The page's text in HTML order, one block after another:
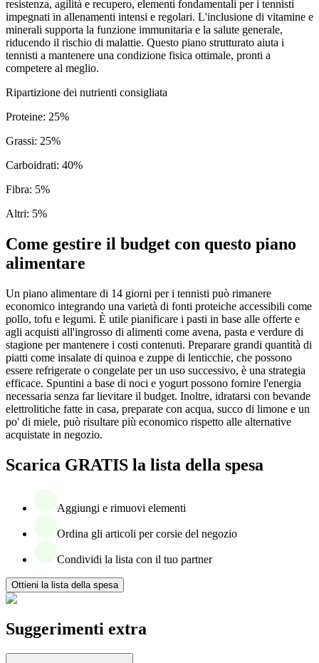
resistenza, agilità e recupero, elementi fondamentali per i tennisti
impegnati in allenamenti intensi e regolari. L'inclusione di vitamine e
minerali supporta la funzione immunitaria e la salute generale,
riducendo il rischio di malattie. Questo piano strutturato aiuta i
tennisti a mantenere una condizione fisica ottimale, pronti a
competere al meglio.
Ripartizione dei nutrienti consigliata
Proteine: 25%
Grassi: 25%
Carboidrati: 40%
Fibra: 5%
Altri: 5%
Come gestire il budget con questo piano
alimentare
Un piano alimentare di 14 giorni per i tennisti può rimanere
economico integrando una varietà di fonti proteiche accessibili come
pollo, tofu e legumi. È utile pianificare i pasti in base alle offerte e
agli acquisti all'ingrosso di alimenti come avena, pasta e verdure di
stagione per mantenere i costi contenuti. Preparare grandi quantità di
piatti come insalate di quinoa e zuppe di lenticchie, che possono
essere refrigerate o congelate per un uso successivo, è una strategia
efficace. Spuntini a base di noci e yogurt possono fornire l'energia
necessaria senza far lievitare il budget. Inoltre, idratarsi con bevande
elettrolitiche fatte in casa, preparate con acqua, succo di limone e un
po' di miele, può risultare più economico rispetto alle alternative
acquistate in negozio.
Scarica GRATIS la lista della spesa
Aggiungi e rimuovi elementi
Ordina gli articoli per corsie del negozio
Condividi la lista con il tuo partner
Ottieni la lista della spesa
Suggerimenti extra